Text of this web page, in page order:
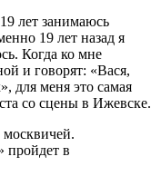
лет занимаюсь
19 лет назад я
Когда ко мне
и говорят: «Вася,
для меня это самая
со сцены в Ижевске.
пройдет в